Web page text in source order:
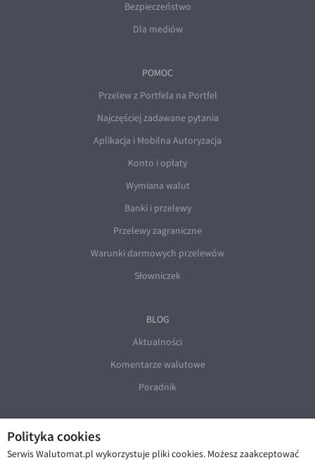
Polityka cookies
Serwis Walutomat.pl wykorzystuje pliki cookies. Możesz zaakceptować
Bezpieczeństwo
Dla mediów
POMOC
Przelew z Portfela na Portfel
Najczęściej zadawane pytania
Aplikacja i Mobilna Autoryzacja
Konto i opłaty
Wymiana walut
Banki i przelewy
Przelewy zagraniczne
Warunki darmowych przelewów
Słowniczek
BLOG
Aktualności
Komentarze walutowe
Poradnik